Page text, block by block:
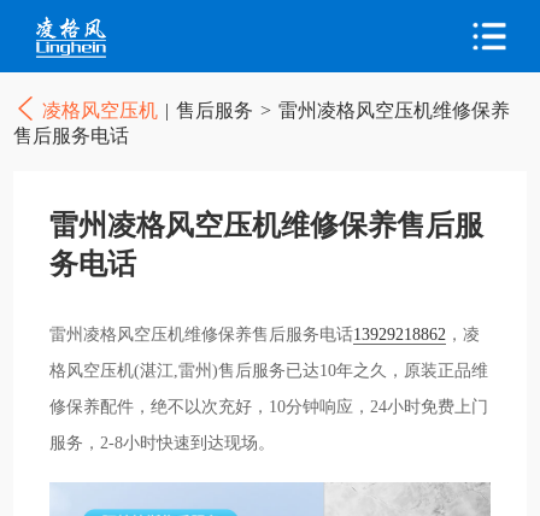
凌格风空压机 | 售后服务 > 雷州凌格风空压机维修保养
售后服务电话
雷州凌格风空压机维修保养售后服
务电话
雷州凌格风空压机维修保养售后服务电话13929218862 ，凌
格风空压机(湛江,雷州)售后服务已达10年之久，原装正品维
修保养配件，绝不以次充好，10分钟响应，24小时免费上门
服务，2-8小时快速到达现场。